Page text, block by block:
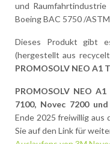
und
Boeing BAC 5750 /
Dieses Produkt gibt
(hergestellt aus
PROMOSOLV NEO A1 T
PROMOSOLV NEO A1
7100, Novec 7200
Ende 2025 freiwillig aus
Sie auf den Link für